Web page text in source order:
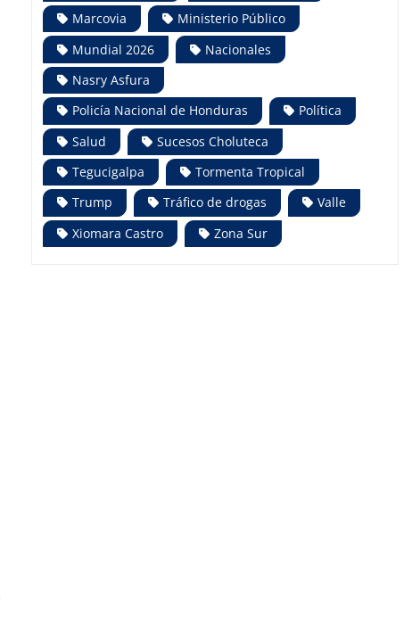
Marcovia
Ministerio Público
Mundial 2026
Nacionales
Nasry Asfura
Policía Nacional de Honduras
Política
Salud
Sucesos Choluteca
Tegucigalpa
Tormenta Tropical
Trump
Tráfico de drogas
Valle
Xiomara Castro
Zona Sur